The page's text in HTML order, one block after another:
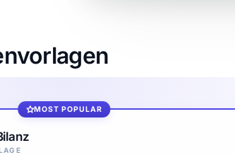
MOST POPULAR